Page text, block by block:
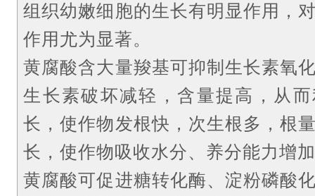
组织幼嫩细胞的生长有明显作用，
作用尤为显著。
黄腐酸含大量羧基可抑制生长素氧
生长素破坏减轻，含量提高，从
长，使作物发根快，次生根多，根
长，使作物吸收水分、养分能力增
黄腐酸可促进糖转化酶、淀粉磷酸